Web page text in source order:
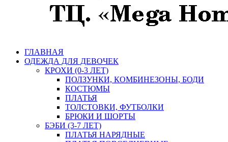
ГЛАВНАЯ
ОДЕЖДА ДЛЯ ДЕВОЧЕК
КРОХИ (0-3 ЛЕТ)
ПОЛЗУНКИ, КОМБИНЕЗОНЫ, БОДИ
КОСТЮМЫ
ПЛАТЬЯ
ТОЛСТОВКИ, ФУТБОЛКИ
БРЮКИ И ШОРТЫ
БЭБИ (3-7 ЛЕТ)
ПЛАТЬЯ НАРЯДНЫЕ